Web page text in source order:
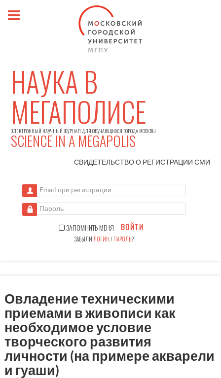
НАУКА В
МЕГАПОЛИСЕ
ЭЛЕКТРОННЫЙ НАУЧНЫЙ ЖУРНАЛ ДЛЯ ОБУЧАЮЩИХСЯ ГОРОДА МОСКВЫ
SCIENCE IN A MEGAPOLIS
СВИДЕТЕЛЬСТВО О РЕГИСТРАЦИИСМИ
Email при регистрации
Пароль
ЗАПОМНИТЬ МЕНЯ ВОЙТИ
ЗАБЫЛИ ЛОГИН/ПАРОЛЬ?
Овладение техническими
приемами в живописи как
необходимое условие
творческого развития
личности (на примере акварели
и гуаши)